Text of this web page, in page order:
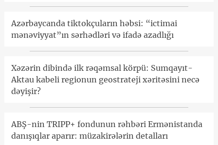
Azərbaycanda tiktokçuların həbsi: “ictimai
mənəviyyat”ın sərhədləri və ifadə azadlığı
Xəzərin dibində ilk rəqəmsal körpü: Sumqayıt-
Aktau kabeli regionun geostrateji xəritəsini necə
dəyişir?
ABŞ-nin TRIPP+ fondunun rəhbəri Ermənistanda
danışıqlar aparır: müzakirələrin detalları